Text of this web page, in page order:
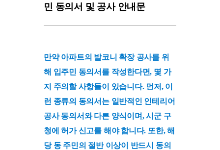
민 동의서 및 공사 안내문
만약 아파트의 발코니 확장 공사를 위
해 입주민 동의서를 작성한다면, 몇 가
지 주의할 사항들이 있습니다. 먼저, 이
런 종류의 동의서는 일반적인 인테리어
공사 동의서와 다른 양식이며, 시군 구
청에 허가 신고를 해야 합니다. 또한, 해
당 동 주민의 절반 이상이 반드시 동의